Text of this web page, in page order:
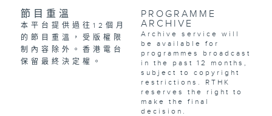
節目重溫
本平台提供過往12個月
的節目重溫，受版權限
制內容除外。香港電台
保留最終決定權。
PROGRAMME
ARCHIVE
Archive service will
be available for
programmes broadcast
in the past 12 months,
subject to copyright
restrictions. RTHK
reserves the right to
make the final
decision.